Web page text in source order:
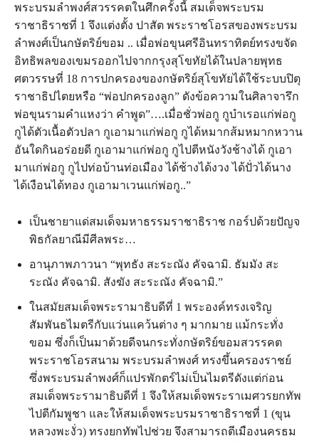
พระบรมลำพงศ์สวรรคตในศึกครั้งนี้ สมเด็จพระบรม
ราชาธิราชที่ 1 จึงแต่งตั้ง ปาสัต พระราชโอรสของพระบรม
ลำพงศ์เป็นกษัตริย์ขอม .. เมื่อพ่อขุนศรีอินทราทิตย์ทรงขจัด
อิทธิพลของเขมรออกไปจากกรุงสุโขทัยได้ในปลายพุทธ
ศตวรรษที่ 18 การปกครองของกษัตริย์สุโขทัยได้ใช้ระบบปิตุ
ราชาธิปไตยหรือ “พ่อปกครองลูก” ดังข้อความในศิลาจารึก
พ่อขุนรามคำแหงว่า คำพูด”….เมื่อชั่วพ่อกู กูบำเรอแก่พ่อกู
กูได้ตัวเนื้อตัวปลา กูเอามาแก่พ่อกู กูได้หมากส้มหมากหวาน
อันใดกินอร่อยดี กูเอามาแก่พ่อกู กูไปตีหนังวังช้างได้ กูเอา
มาแก่พ่อกู กูไปท่อบ้านท่อเมือง ได้ช้างได้งวง ได้ปั่วได้นาง
ได้เงือนได้ทอง กูเอามาเวนแก่พ่อกู..”
เป็นชายาแด่สมเด็จมหาธรรมราชาธิราช กอร์ปด้วยปัญจ
พิธกัลยาณีมีศีลพระ…
อานุภาพภาวนา “พุทธัง สะระณัง คัจฉามิ. ธัมมัง สะ
ระณัง คัจฉามิ. สังฆัง สะระณัง คัจฉามิ.”
ในสมัยสมเด็จพระรามาธิบดีที่ 1 พระองค์ทรงเจริญ
สัมพันธไมตรีกับแว่นแคว้นต่าง ๆ มากมาย แม้กระทั่ง
ขอม ซึ่งก็เป็นมาด้วยดีจนกระทั่งกษัตริย์ขอมสวรรคต
พระราชโอรสนาม พระบรมลำพงศ์ ทรงขึ้นครองราชย์
ซึ่งพระบรมลำพงศ์ก็แปรพักตร์ไม่เป็นไมตรีดังแต่ก่อน
สมเด็จพระรามาธิบดีที่ 1 จึงให้สมเด็จพระราเมศวรยกทัพ
ไปตีกัมพูชา และให้สมเด็จพระบรมราชาธิราชที่ 1 (ขุน
หลวงพะงั่ว) ทรงยกทัพไปช่วย จึงสามารถตีเมืองนครธม